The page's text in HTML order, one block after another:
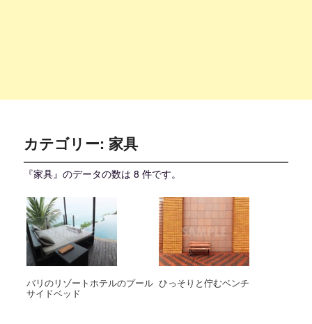
カテゴリー:家具
『家具』のデータの数は 8 件です。
バリのリゾートホテルのプール
サイドベッド
ひっそりと佇むベンチ